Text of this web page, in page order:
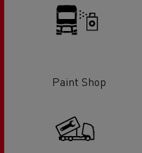
Paint Shop